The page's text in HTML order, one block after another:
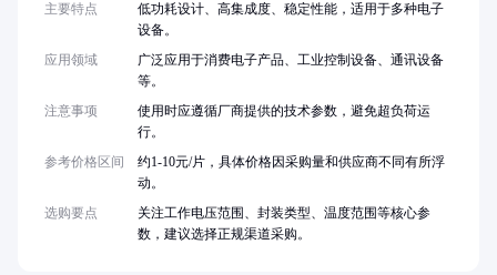
主要特点
低功耗设计、高集成度、稳定性能，适用于多种电子
设备。
应用领域
广泛应用于消费电子产品、工业控制设备、通讯设备
等。
注意事项
使用时应遵循厂商提供的技术参数，避免超负荷运
行。
参考价格区间
约1-10元/片，具体价格因采购量和供应商不同有所浮
动。
选购要点
关注工作电压范围、封装类型、温度范围等核心参
数，建议选择正规渠道采购。